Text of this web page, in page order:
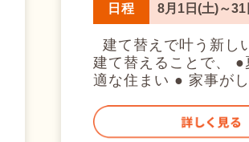
日程 8月1日(土)～31
建て替えることで、 ●夏も冬も快
適な住まい ● 家事がしやすい間取
暮らしに合った住空
お悩みを解決できます。